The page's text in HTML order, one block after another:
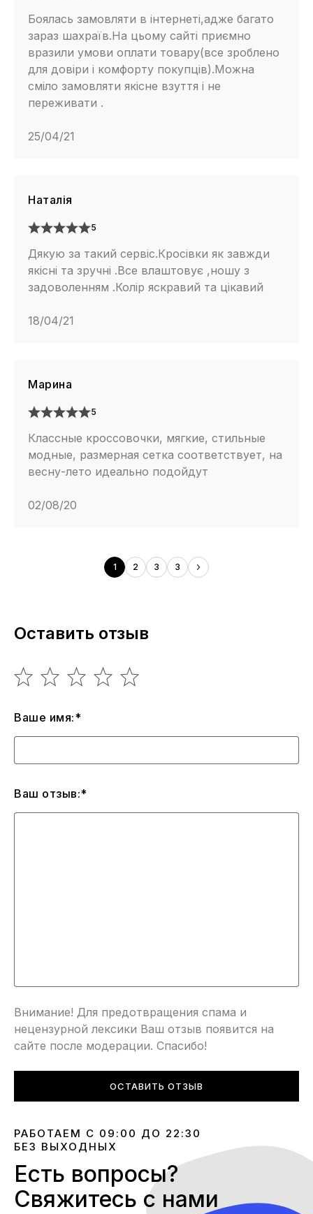
Подойдет ли эта модель для спортивных занятий?
Безусловно! Что касается надежности — тут тоже
обо всем позаботились инженеры, не стоит
волноваться за сохранность баллона, материалы
подметки очень прочные, распределение веса
продумано до мелочей, достаточно не наступать на
например саморезы/гвозди — и Вашему баллону не
Боялась замовляти в інтернеті,адже багато
зараз шахраїв.На цьому сайті приємно
вразили умови оплати товару(все зроблено
для довіри і комфорту покупців).Можна
сміло замовляти якісне взуття і не
переживати .
25/04/21
Наталія
5
Дякую за такий сервіс.Кросівки як завжди
якісні та зручні .Все влаштовує ,ношу з
задоволенням .Колір яскравий та цікавий
18/04/21
Марина
5
Классные кроссовочки, мягкие, стильные
модные, размерная сетка соответствует, на
весну-лето идеально подойдут
02/08/20
1 2 3 3
Оставить отзыв
Ваше имя:*
Ваш отзыв:*
Внимание! Для предотвращения спама и
нецензурной лексики Ваш отзыв появится на
сайте после модерации. Спасибо!
ОСТАВИТЬ ОТЗЫВ
РАБОТАЕМ С 09:00 ДО 22:30
БЕЗ ВЫХОДНЫХ
Есть вопросы?
Свяжитесь с нами